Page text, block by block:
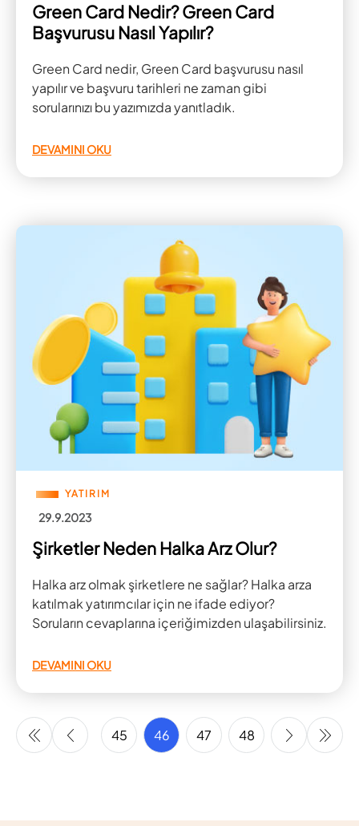
Green Card Nedir? Green Card
Başvurusu Nasıl Yapılır?
Green Card nedir, Green Card başvurusu nasıl
yapılır ve başvuru tarihleri ne zaman gibi
sorularınızı bu yazımızda yanıtladık.
DEVAMINI OKU
YATIRIM
29.9.2023
Şirketler Neden Halka Arz Olur?
Halka arz olmak şirketlere ne sağlar? Halka arza
katılmak yatırımcılar için ne ifade ediyor?
Soruların cevaplarına içeriğimizden ulaşabilirsiniz.
DEVAMINI OKU
43 44 45 46 47 48